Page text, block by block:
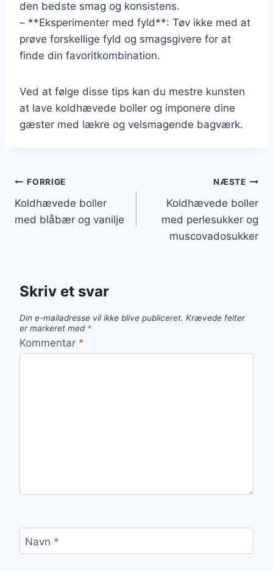
den bedste smag og konsistens.
– **Eksperimenter med fyld**: Tøv ikke med at
prøve forskellige fyld og smagsgivere for at
finde din favoritkombination.
Ved at følge disse tips kan du mestre kunsten
at lave koldhævede boller og imponere dine
gæster med lækre og velsmagende bagværk.
Indlægsnavigation
FORRIGE
Koldhævede boller
med blåbær og vanilje
NÆSTE
Koldhævede boller
med perlesukker og
muscovadosukker
Skriv et svar
Din e-mailadresse vil ikke blive publiceret. Krævede felter
er markeret med *
Kommentar *
Navn *